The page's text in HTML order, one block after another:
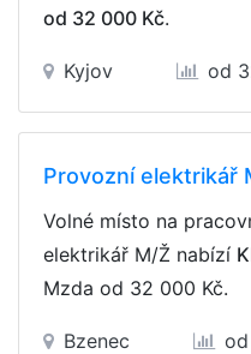
od 32 000 Kč.
Kyjov od
Provozní elektrikář
Volné místo na
elektrikář M/Ž nabízí
Mzda od 32 000 Kč.
Bzenec